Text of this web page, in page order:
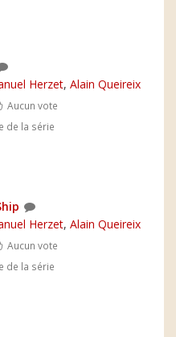
Herzet, Alain Queireix
Aucun vote
de la série
Herzet, Alain Queireix
Aucun vote
de la série